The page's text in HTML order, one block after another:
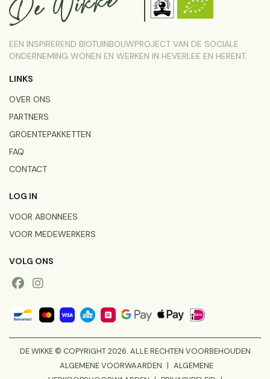
EEN INSPIREREND BIOTUINBOUWPROJECT VAN DE SOCIALE
ONDERNEMING WONEN EN WERKEN IN HEVERLEE EN HERENT.
LINKS
OVER ONS
PARTNERS
GROENTEPAKKETTEN
FAQ
CONTACT
LOG IN
VOOR ABONNEES
VOOR MEDEWERKERS
VOLG ONS
DE WIKKE © COPYRIGHT 2026. ALLE RECHTEN VOORBEHOUDEN
ALGEMENE VOORWAARDEN | ALGEMENE